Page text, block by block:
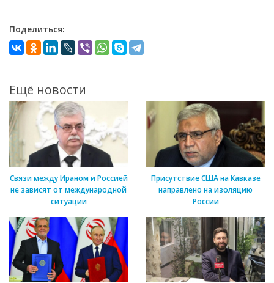
Поделиться:
Ещё новости
Связи между Ираном и Россией
не зависят от международной
ситуации
Присутствие США на Кавказе
направлено на изоляцию
России